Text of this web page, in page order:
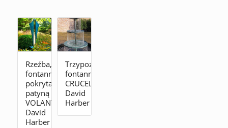
Rzeźba,
fontanna
pokryta
patyną
VOLANTE
David
Harber
Trzypoziomowa
fontanna
CRUCELLO
David
Harber